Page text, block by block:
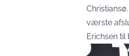
værste
Erichsen til